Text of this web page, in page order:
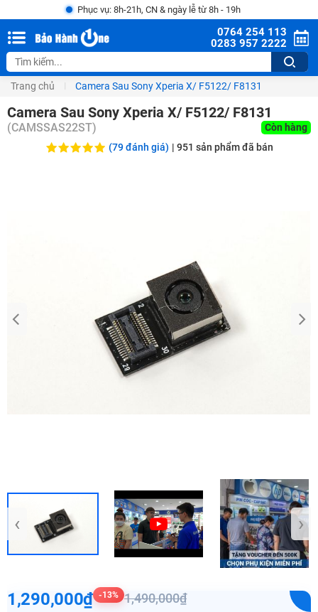
Phục vụ: 8h-21h, CN & ngày lễ từ 8h - 19h
0764 254 113
0283 957 2222
Trang chủ Camera Sau Sony Xperia X/ F5122/ F8131
Camera Sau Sony Xperia X/ F5122/ F8131
(CAMSSAS22ST)
Còn hàng
(79 đánh giá) | 951 sản phẩm đã bán
‹ ›
1,290,000₫ -13% 1,490,000₫